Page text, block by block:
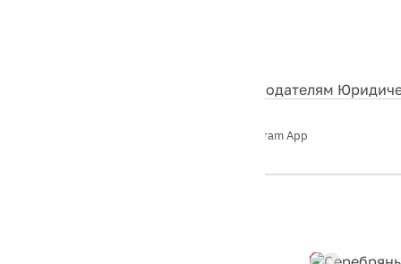
Рекламодателям
Telegram App